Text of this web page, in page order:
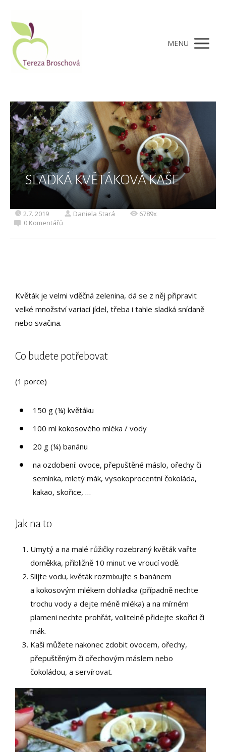
MENU
SLADKÁ KVĚTÁKOVÁ KAŠE
2.7. 2019 Daniela Stará
6789x
0 Komentářů
Květák je velmi vděčná zelenina, dá se z něj připravit
velké množství variací jídel, třeba i tahle sladká snídaně
nebo svačina.
Co budete potřebovat
(1 porce)
150 g (¼) květáku
100 ml kokosového mléka / vody
20 g (¼) banánu
na ozdobení: ovoce, přepuštěné máslo, ořechy či
semínka, mletý mák, vysokoprocentní čokoláda,
kakao, skořice, …
Jak na to
Umytý a na malé růžičky rozebraný květák vařte
doměkka, přibližně 10 minut ve vroucí vodě.
Slijte vodu, květák rozmixujte s banánem
a kokosovým mlékem dohladka (případně nechte
trochu vody a dejte méně mléka) a na mírném
plameni nechte prohřát, volitelně přidejte skořici či
mák.
Kaši můžete nakonec zdobit ovocem, ořechy,
přepuštěným či ořechovým máslem nebo
čokoládou, a servírovat.